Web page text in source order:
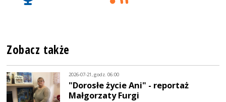
Zobacz także
2026-07-21, godz. 06:00
"Dorosłe życie Ani" - reportaż
Małgorzaty Furgi